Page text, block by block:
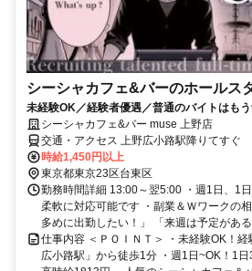
シーシャカフェ&バーのホールス
未経験OK／経験者優遇／普通のバイトはも
シーシャカフェ&バー muse 上野店
交通・アクセス 上野広小路駅降りてすぐ
時給1,450円以上
東京都東京23区台東区
勤務時間詳細 13:00～翌5:00 ・週1日、1
柔軟に対応可能です ・副業＆Ｗワークの
多めに出勤したい！」 「来週は予定があ
仕事内容 ＜ＰＯＩＮＴ＞ ・未経験OK！
広小路駅」から徒歩1分 ・週1日~OK！1